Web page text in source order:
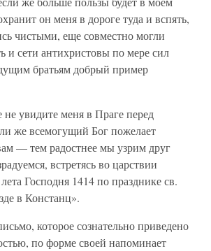
он меня в дороге туда и вспять,
чистыми, еще совместно могли
и сети антихристовы по мере сил
братьям добрый пример
увидите меня в Праге перед
же всемогущий Бог пожелает
— тем радостнее мы узрим друг
встретясь во царствии
Господня 1414 по празднике св.
в Констанц».
которое сознательно приведено
по форме своей напоминает